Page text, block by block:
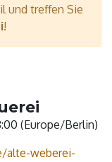
und treffen Sie
!
(Europe/Berlin)
alte-weberei-